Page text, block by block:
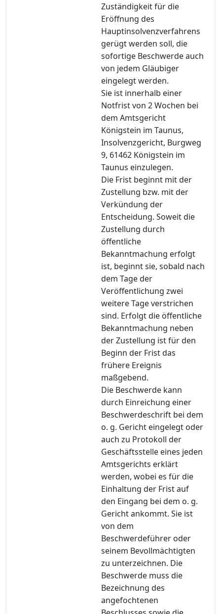
Zuständigkeit für die
Eröffnung des
Hauptinsolvenzverfahrens
gerügt werden soll, die
sofortige Beschwerde auch
von jedem Gläubiger
eingelegt werden.
Sie ist innerhalb einer
Notfrist von 2 Wochen bei
dem Amtsgericht
Königstein im Taunus,
Insolvenzgericht, Burgweg
9, 61462 Königstein im
Taunus einzulegen.
Die Frist beginnt mit der
Zustellung bzw. mit der
Verkündung der
Entscheidung. Soweit die
Zustellung durch
öffentliche
Bekanntmachung erfolgt
ist, beginnt sie, sobald nach
dem Tage der
Veröffentlichung zwei
weitere Tage verstrichen
sind. Erfolgt die öffentliche
Bekanntmachung neben
der Zustellung ist für den
Beginn der Frist das
frühere Ereignis
maßgebend.
Die Beschwerde kann
durch Einreichung einer
Beschwerdeschrift bei dem
o. g. Gericht eingelegt oder
auch zu Protokoll der
Geschäftsstelle eines jeden
Amtsgerichts erklärt
werden, wobei es für die
Einhaltung der Frist auf
den Eingang bei dem o. g.
Gericht ankommt. Sie ist
von dem
Beschwerdeführer oder
seinem Bevollmächtigten
zu unterzeichnen. Die
Beschwerde muss die
Bezeichnung des
angefochtenen